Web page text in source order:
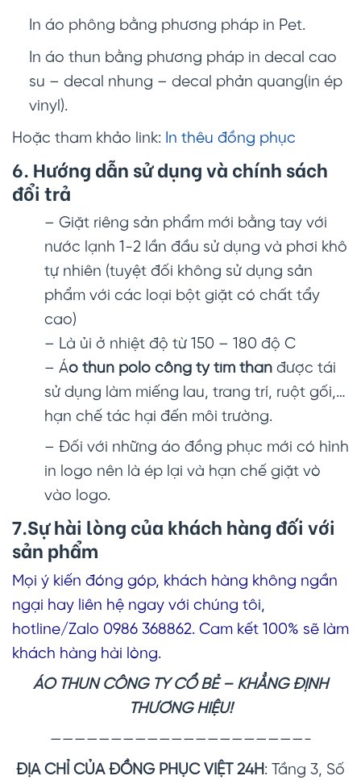
In áo phông bằng phương pháp in Pet.
In áo thun bằng phương pháp in decal cao
su – decal nhung – decal phản quang(in ép
vinyl).
Hoặc tham khảo link: In thêu đồng phục
6. Hướng dẫn sử dụng và chính sách
đổi trả
– Giặt riêng sản phẩm mới bằng tay với
nước lạnh 1-2 lần đầu sử dụng và phơi khô
tự nhiên (tuyệt đối không sử dụng sản
phẩm với các loại bột giặt có chất tẩy
cao)
– Là ủi ở nhiệt độ từ 150 – 180 độ C
– Áo thun polo công ty tím than được tái
sử dụng làm miếng lau, trang trí, ruột gối,…
hạn chế tác hại đến môi trường.
– Đối với những áo đồng phục mới có hình
in logo nên là ép lại và hạn chế giặt vò
vào logo.
7.Sự hài lòng của khách hàng đối với
sản phẩm
Mọi ý kiến đóng góp, khách hàng không ngần
ngại hay liên hệ ngay với chúng tôi,
hotline/Zalo 0986 368862. Cam kết 100% sẽ làm
khách hàng hài lòng.
ÁO THUN CÔNG TY CỔ BẺ –KHẲNG ĐỊNH
THƯƠNG HIỆU!
—————————————————————-
ĐỊA CHỈ CỦA ĐỒNG PHỤC VIỆT 24H: Tầng 3, Số